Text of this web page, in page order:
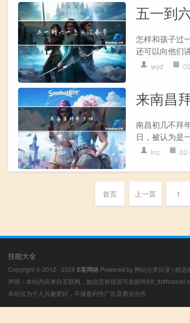
五一到
怎样和孩子过
还可以向他们
wyd
来南昌
南昌初几不拜
日，被认为是
lnc
首页 上一页 1
技能大全
Copyright © 2012 - 2026 E客网络 Powered by 网站分类目录 | 精选
声明：本站内容来自互联网，如信息有错误可发邮件到
本站仅为个人兴趣爱好，不接盈利性广告及商业合作